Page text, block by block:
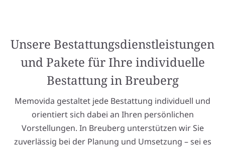
Unsere Bestattungsdienstleistungen
und Pakete für Ihre individuelle
Bestattung in Breuberg
Memovida gestaltet jede Bestattung individuell und
orientiert sich dabei an Ihren persönlichen
Vorstellungen. In Breuberg unterstützen wir Sie
zuverlässig bei der Planung und Umsetzung – sei es